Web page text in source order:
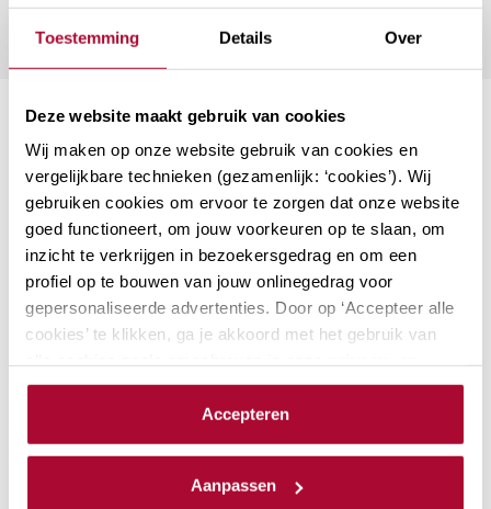
Toestemming Details Over
Deze website maakt gebruik van cookies
Wij maken op onze website gebruik van cookies en
vergelijkbare technieken (gezamenlijk: ‘cookies’). Wij
gebruiken cookies om ervoor te zorgen dat onze website
goed functioneert, om jouw voorkeuren op te slaan, om
inzicht te verkrijgen in bezoekersgedrag en om een
profiel op te bouwen van jouw onlinegedrag voor
gepersonaliseerde advertenties. Door op ‘Accepteer alle
cookies’ te klikken, ga je akkoord met het gebruik van
cookieverklaring.
We werken samen met23 derdendie uw gegevens
Accepteren
Aanpassen
Suggesties
Aanmerkelijk belang en
terbeschikkingstellingsregeling
De kans is groot dat aandeelhouders met
een aanmerkelijk belang onderdeel zijn
van jouw klantenbestand. Als adviseur
laatste ontwikkelingen. Bij RB Academy…
PE-punten Algemeen
0